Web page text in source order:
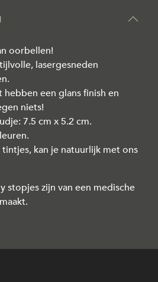
oorbellen!
lasergesneden
een glans finish en
niets!
7.5 cm x 5.2 cm.
kan je natuurlijk met ons
stopjes zijn van een medische